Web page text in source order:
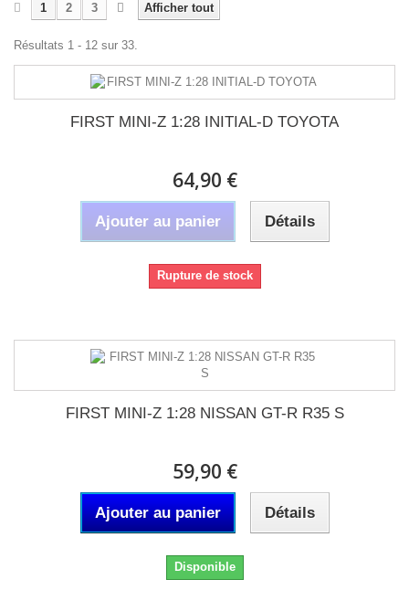
Afficher tout
1 2 3
Résultats 1 - 12 sur 33.
FIRST MINI-Z 1:28 INITIAL-D TOYOTA
64,90 €
Ajouter au panier Détails
Rupture de stock
FIRST MINI-Z 1:28 NISSAN GT-R R35 S
59,90 €
Ajouter au panier Détails
Disponible